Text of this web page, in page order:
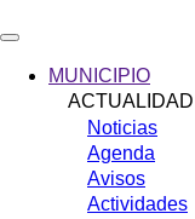
navigationMUNICIPIO
ACTUALIDAD
Noticias
Agenda
Avisos
Actividades